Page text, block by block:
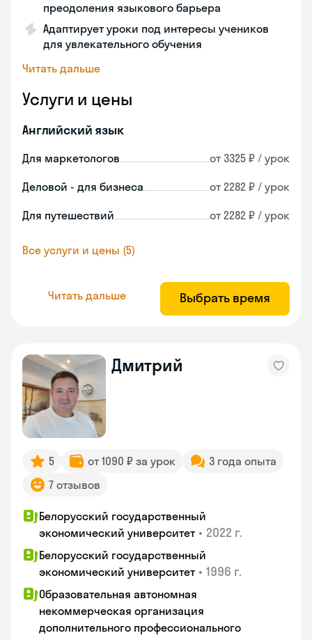
преодоления языкового барьера
Адаптирует уроки под интересы учеников
для увлекательного обучения
Читать дальше
Услуги и цены
Английский язык
Для маркетологов от 3325 ₽ / урок
Деловой - для бизнеса от 2282 ₽ / урок
Для путешествий от 2282 ₽ / урок
Все услуги и цены (5)
Читать дальше Выбрать время
Дмитрий
5 от 1090 ₽ за урок
3 года опыта
7 отзывов
Белорусский государственный
экономический университет • 2022 г.
Белорусский государственный
экономический университет • 1996 г.
Образовательная автономная
некоммерческая организация
дополнительного профессионального